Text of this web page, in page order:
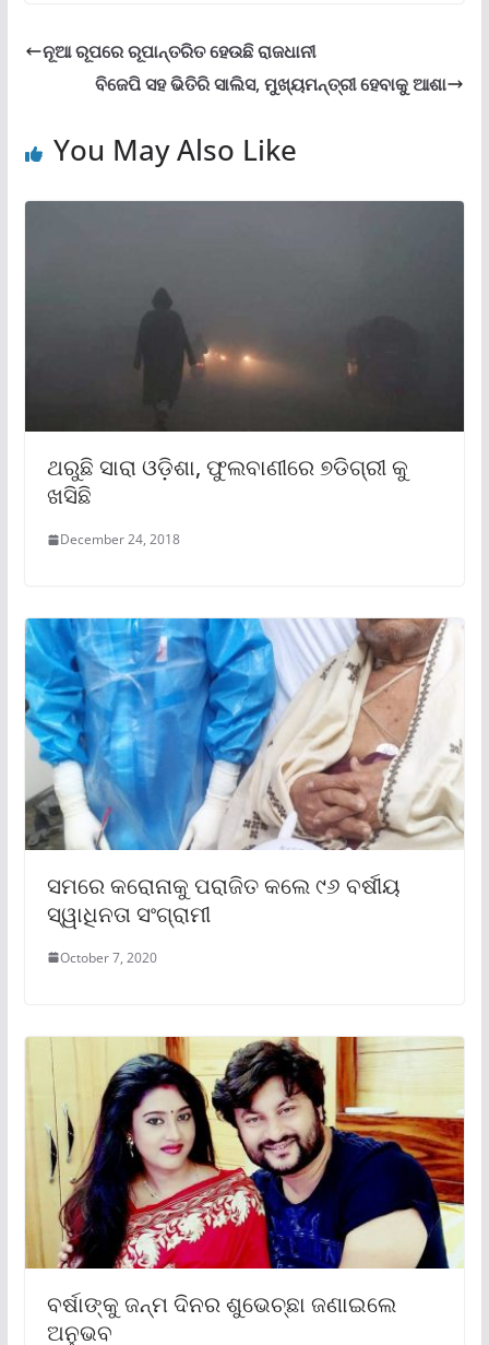
ନୂଆ ରୂପରେ ରୂପାନ୍ତରିତ ହେଉଛି ରାଜଧାନୀ
ବିଜେପି ସହ ଭିତିରି ସାଲିସ, ମୁଖ୍ୟମନ୍ତ୍ରୀ ହେବାକୁ ଆଶା
You May Also Like
ଥରୁଛି ସାରା ଓଡ଼ିଶା, ଫୁଲବାଣୀରେ ୭ଡିଗ୍ରୀ କୁ
ଖସିଛି
December 24, 2018
ସମରେ କରୋନାକୁ ପରାଜିତ କଲେ ୯୬ ବର୍ଷୀୟ
ସ୍ୱାଧିନତା ସଂଗ୍ରାମୀ
October 7, 2020
ବର୍ଷାଙ୍କୁ ଜନ୍ମ ଦିନର ଶୁଭେଚ୍ଛା ଜଣାଇଲେ
ଅନୁଭବ